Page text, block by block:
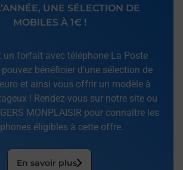
UNE SÉLECTION DE
MOBILES À 1€ !
un forfait avec téléphone La Poste
bénéficier d’une sélection de
et ainsi vous offrir un modèle à
! Rendez-vous sur notre site ou
MONPLAISIR pour connaître les
éligibles à cette offre.
En savoir plus